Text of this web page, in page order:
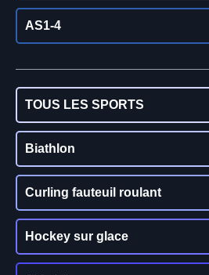
AS1-4
TOUS LES SPORTS
Biathlon
Curling fauteuil roulant
Hockey sur glace